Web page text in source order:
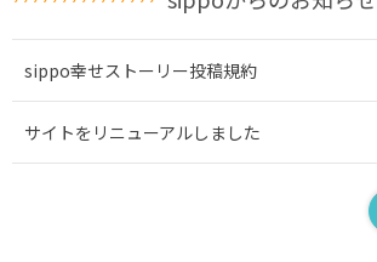
sippo幸せストーリー投稿規約
サイトをリニューアルしました